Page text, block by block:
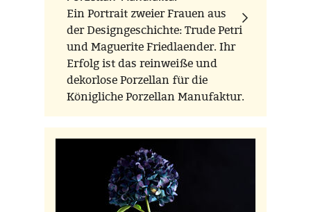
Ein Portrait zweier Frauen aus
der Designgeschichte: Trude Petri
und Maguerite Friedlaender. Ihr
Erfolg ist das reinweiße und
dekorlose Porzellan für die
Königliche Porzellan Manufaktur.
Parallel zu Friedländers
ikonischer Vaseserie HALLE,
entwarf Petri das Geschirr